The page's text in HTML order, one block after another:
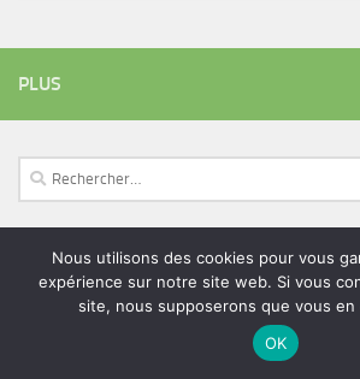
PLUS
Rechercher :
ÉTIQUETTES
adam bomb amar sundy batteurbeatles
coltrane
Nous utilisons des cookies pour vous
expérience sur notre site web. Si vous
site, nous supposerons que vous
OK